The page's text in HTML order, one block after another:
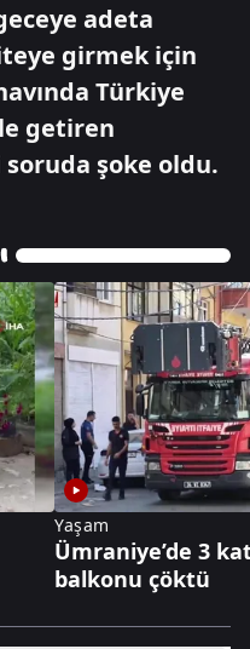
adeta
girmek için
Türkiye
getiren
soruda şoke oldu.
Yaşam
Ümraniye’de 3
balkonu çöktü